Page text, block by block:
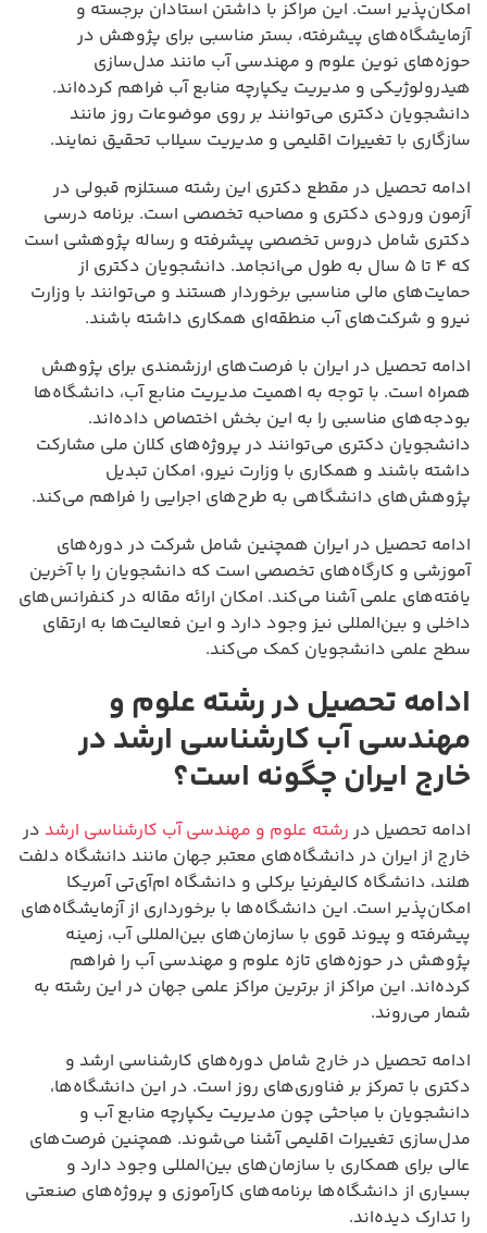
امکان‌پذیر است. این مراکز با داشتن استادان برجسته و
آزمایشگاه‌های پیشرفته، بستر مناسبی برای پژوهش در
حوزه‌های نوین علوم و مهندسی آب مانند مدل‌سازی
هیدرولوژیکی و مدیریت یکپارچه منابع آب فراهم کرده‌اند.
دانشجویان دکتری می‌توانند بر روی موضوعات روز مانند
سازگاری با تغییرات اقلیمی و مدیریت سیلاب تحقیق نمایند.
ادامه تحصیل در مقطع دکتری این رشته مستلزم قبولی در
آزمون ورودی دکتری و مصاحبه تخصصی است. برنامه درسی
دکتری شامل دروس تخصصی پیشرفته و رساله پژوهشی است
که ۴ تا ۵ سال به طول می‌انجامد. دانشجویان دکتری از
حمایت‌های مالی مناسبی برخوردار هستند و می‌توانند با وزارت
نیرو و شرکت‌های آب منطقه‌ای همکاری داشته باشند.
ادامه تحصیل در ایران با فرصت‌های ارزشمندی برای پژوهش
همراه است. با توجه به اهمیت مدیریت منابع آب، دانشگاه‌ها
بودجه‌های مناسبی را به این بخش اختصاص داده‌اند.
دانشجویان دکتری می‌توانند در پروژه‌های کلان ملی مشارکت
داشته باشند و همکاری با وزارت نیرو، امکان تبدیل
پژوهش‌های دانشگاهی به طرح‌های اجرایی را فراهم می‌کند.
ادامه تحصیل در ایران همچنین شامل شرکت در دوره‌های
آموزشی و کارگاه‌های تخصصی است که دانشجویان را با آخرین
یافته‌های علمی آشنا می‌کند. امکان ارائه مقاله در کنفرانس‌های
داخلی و بین‌المللی نیز وجود دارد و این فعالیت‌ها به ارتقای
سطح علمی دانشجویان کمک می‌کند.
ادامه تحصیل در رشته علوم و
مهندسی آب کارشناسی ارشد در
خارج ایران چگونه است؟
ادامه تحصیل در رشته علوم و مهندسی آب کارشناسی ارشد در
خارج از ایران در دانشگاه‌های معتبر جهان مانند دانشگاه دلفت
هلند، دانشگاه کالیفرنیا برکلی و دانشگاه ام‌آی‌تی آمریکا
امکان‌پذیر است. این دانشگاه‌ها با برخورداری از آزمایشگاه‌های
پیشرفته و پیوند قوی با سازمان‌های بین‌المللی آب، زمینه
پژوهش در حوزه‌های تازه علوم و مهندسی آب را فراهم
کرده‌اند. این مراکز از برترین مراکز علمی جهان در این رشته به
شمار می‌روند.
ادامه تحصیل در خارج شامل دوره‌های کارشناسی ارشد و
دکتری با تمرکز بر فناوری‌های روز است. در این دانشگاه‌ها،
دانشجویان با مباحثی چون مدیریت یکپارچه منابع آب و
مدل‌سازی تغییرات اقلیمی آشنا می‌شوند. همچنین فرصت‌های
عالی برای همکاری با سازمان‌های بین‌المللی وجود دارد و
بسیاری از دانشگاه‌ها برنامه‌های کارآموزی و پروژه‌های صنعتی
را تدارک دیده‌اند.